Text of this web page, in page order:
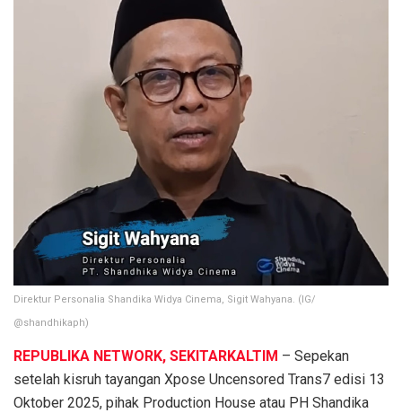
Direktur Personalia Shandika Widya Cinema, Sigit Wahyana. (IG/
@shandhikaph)
REPUBLIKA NETWORK, SEKITARKALTIM – Sepekan
setelah kisruh tayangan Xpose Uncensored Trans7 edisi 13
Oktober 2025, pihak Production House atau PH Shandika